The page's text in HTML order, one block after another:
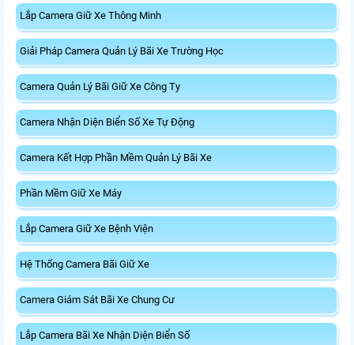
Lắp Camera Giữ Xe Thông Minh
Giải Pháp Camera Quản Lý Bãi Xe Trường Học
Camera Quản Lý Bãi Giữ Xe Công Ty
Camera Nhận Diện Biển Số Xe Tự Động
Camera Kết Hợp Phần Mềm Quản Lý Bãi Xe
Phần Mềm Giữ Xe Máy
Lắp Camera Giữ Xe Bệnh Viện
Hệ Thống Camera Bãi Giữ Xe
Camera Giám Sát Bãi Xe Chung Cư
Lắp Camera Bãi Xe Nhận Diện Biển Số